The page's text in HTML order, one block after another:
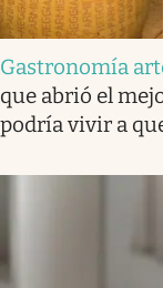
Gastronomía
que abrió el
podría vivir a